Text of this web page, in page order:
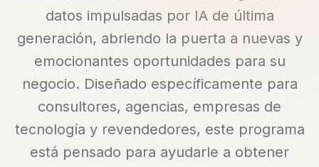
datos impulsadas por IA de última
generación, abriendo la puerta a nuevas y
emocionantes oportunidades para su
negocio. Diseñado específicamente para
consultores, agencias, empresas de
tecnología y revendedores, este programa
está pensado para ayudarle a obtener